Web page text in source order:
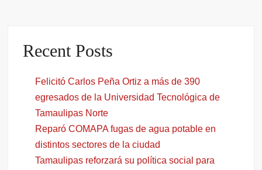
Recent Posts
Felicitó Carlos Peña Ortiz a más de 390
egresados de la Universidad Tecnológica de
Tamaulipas Norte
Reparó COMAPA fugas de agua potable en
distintos sectores de la ciudad
Tamaulipas reforzará su política social para